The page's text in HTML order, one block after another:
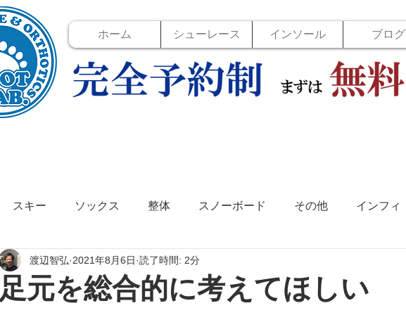
ホーム シューレース インソール ブログ
スキー ソックス 整体 スノーボード その他 インフィ
イベント インソール フットラボ
足元を総合的に考えてほしい
渡辺智弘 2021年8月6日 読了時間: 2分